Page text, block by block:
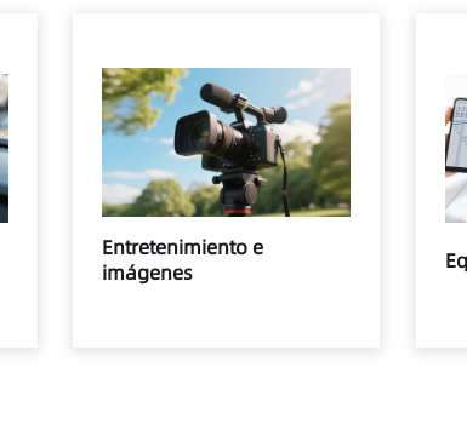
Entretenimiento e
imágenes